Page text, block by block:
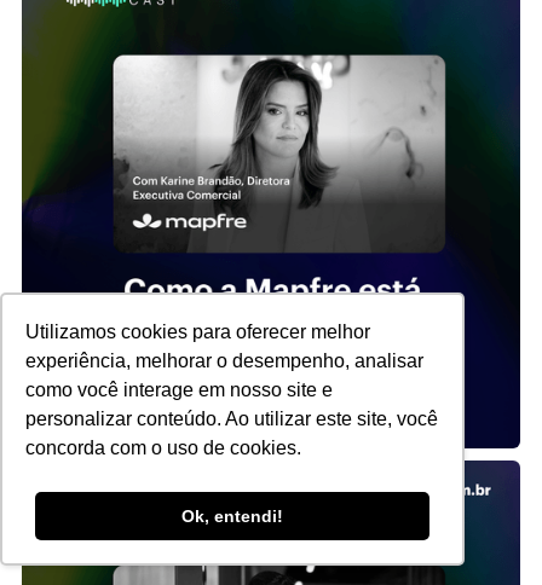
Utilizamos cookies para oferecer melhor
experiência, melhorar o desempenho, analisar
como você interage em nosso site e
personalizar conteúdo. Ao utilizar este site, você
concorda com o uso de cookies.
Ok, entendi!